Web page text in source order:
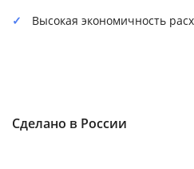
Высокая экономичность
Сделано в России